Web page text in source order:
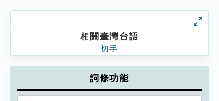
相關臺灣台語
切手
詞條功能